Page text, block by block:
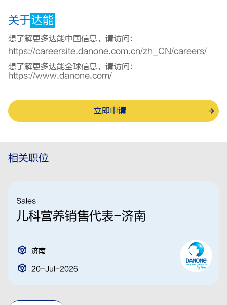
关于达能
想了解更多达能中国信息，请访问：
https://careersite.danone.com.cn/zh_CN/careers/
想了解更多达能全球信息，请访问：
https://www.danone.com/
立即申请
相关职位
Sales
儿科营养销售代表-济南
济南
20-Jul-2026